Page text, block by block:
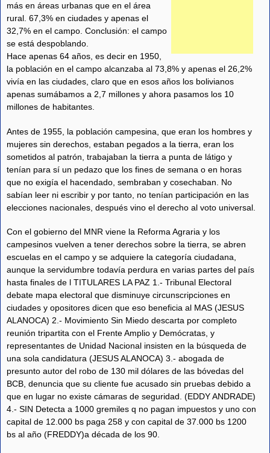
más en áreas urbanas que en el área
rural. 67,3% en ciudades y apenas el
32,7% en el campo. Conclusión: el campo
se está despoblando.
Hace apenas 64 años, es decir en 1950,
la población en el campo alcanzaba al 73,8% y apenas el 26,2%
vivía en las ciudades, claro que en esos años los bolivianos
apenas sumábamos a 2,7 millones y ahora pasamos los 10
millones de habitantes.
Antes de 1955, la población campesina, que eran los hombres y
mujeres sin derechos, estaban pegados a la tierra, eran los
sometidos al patrón, trabajaban la tierra a punta de látigo y
tenían para sí un pedazo que los fines de semana o en horas
que no exigía el hacendado, sembraban y cosechaban. No
sabían leer ni escribir y por tanto, no tenían participación en las
elecciones nacionales, después vino el derecho al voto universal.
Con el gobierno del MNR viene la Reforma Agraria y los
campesinos vuelven a tener derechos sobre la tierra, se abren
escuelas en el campo y se adquiere la categoría ciudadana,
aunque la servidumbre todavía perdura en varias partes del país
hasta finales de l TITULARES LA PAZ 1.- Tribunal Electoral
debate mapa electoral que disminuye circunscripciones en
ciudades y opositores dicen que eso beneficia al MAS (JESUS
ALANOCA) 2.- Movimiento Sin Miedo descarta por completo
reunión tripartita con el Frente Amplio y Demócratas, y
representantes de Unidad Nacional insisten en la búsqueda de
una sola candidatura (JESUS ALANOCA) 3.- abogada de
presunto autor del robo de 130 mil dólares de las bóvedas del
BCB, denuncia que su cliente fue acusado sin pruebas debido a
que en lugar no existe cámaras de seguridad. (EDDY ANDRADE)
4.- SIN Detecta a 1000 gremiles q no pagan impuestos y uno con
capital de 12.000 bs paga 258 y con capital de 37.000 bs 1200
bs al año (FREDDY)a década de los 90.